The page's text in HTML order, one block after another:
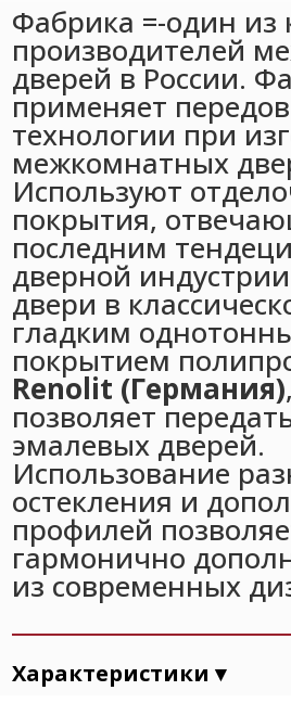
Фабрика =-один
производителей
дверей в России.
применяет
технологии при
межкомнатных
Используют
покрытия,
последним
дверной
двери в
гладким
покрытием
Renolit (Германия)
позволяет
эмалевых дверей.
Использование
остекления и
профилей
гармонично
из современных
Характеристики ▾